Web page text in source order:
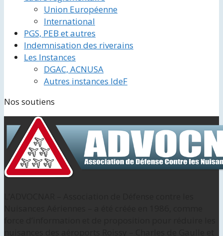
Union Européenne
International
PGS, PEB et autres
Indemnisation des riverains
Les Instances
DGAC, ACNUSA
Autres instances IdeF
Nos soutiens